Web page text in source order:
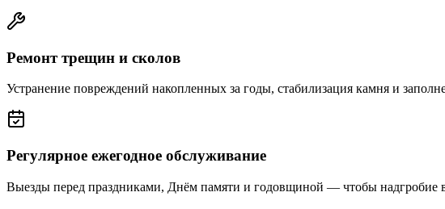
Ремонт трещин и сколов
Устранение повреждений накопленных за годы, стабилизация камня и
Регулярное ежегодное обслуживание
Выезды перед праздниками, Днём памяти и годовщиной — чтобы надгробие